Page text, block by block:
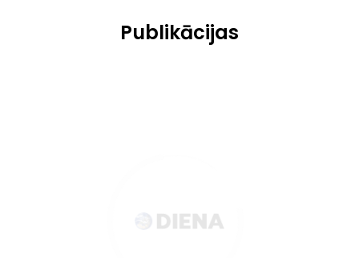
Publikācijas